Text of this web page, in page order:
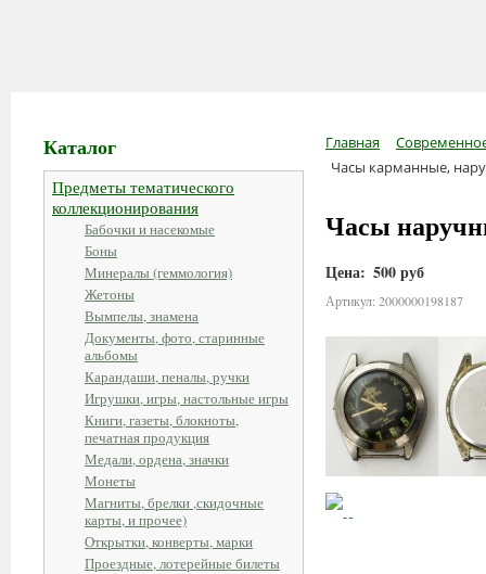
Каталог
Предметы тематического
коллекционирования
Бабочки и насекомые
Боны
Минералы (геммология)
Жетоны
Вымпелы, знамена
Документы, фото, старинные
альбомы
Карандаши, пеналы, ручки
Игрушки, игры, настольные игры
Книги, газеты, блокноты,
печатная продукция
Медали, ордена, значки
Монеты
Магниты, брелки ,скидочные
карты, и прочее)
Открытки, конверты, марки
Проездные, лотерейные билеты
Главная
Часы карманные,
Часы
Цена: 500 руб
Артикул: 2000000198187